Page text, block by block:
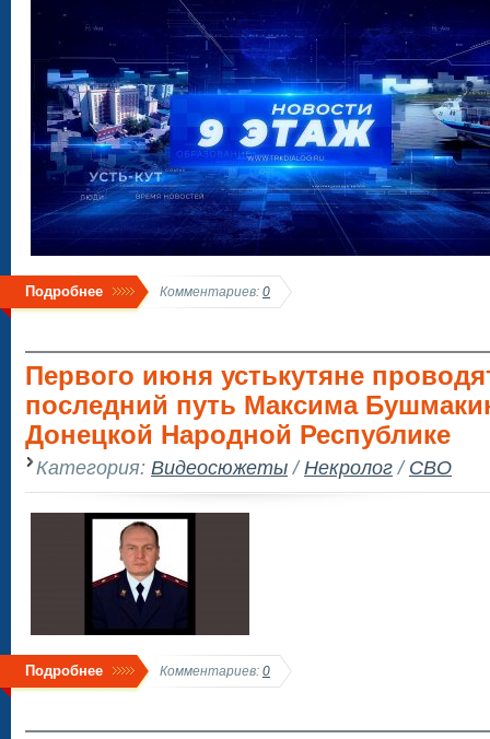
Подробнее Комментариев: 0
Первого июня устькутяне
последний путь Максима
Донецкой Народной Республике
Категория: Видеосюжеты/Некролог/СВО
Подробнее Комментариев: 0